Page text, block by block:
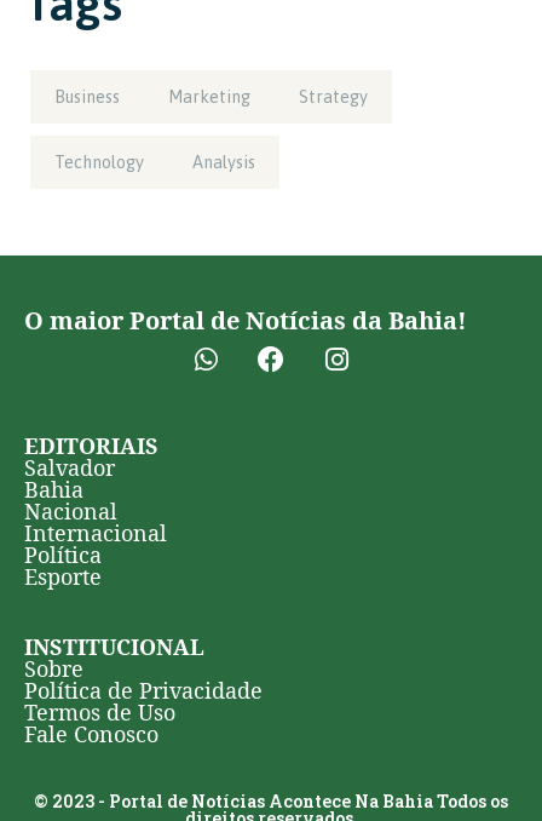
Business Marketing Strategy
Technology Analysis
O maior Portal de Notícias da Bahia!
EDITORIAIS
Salvador
Bahia
Nacional
Internacional
Política
Esporte
INSTITUCIONAL
Sobre
Política de Privacidade
Termos de Uso
Fale Conosco
© 2023 - Portal de Notícias Acontece Na Bahia Todos os